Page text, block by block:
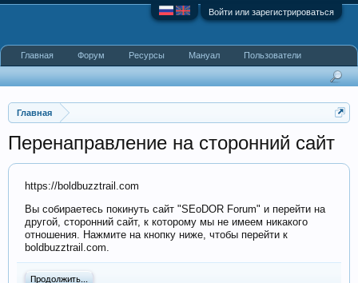
Войти или зарегистрироваться
Главная
Перенаправление на сторонний сайт
https://boldbuzztrail.com
Вы собираетесь покинуть сайт "SEoDOR Forum" и перейти на
другой, сторонний сайт, к которому мы не имеем никакого
отношения. Нажмите на кнопку ниже, чтобы перейти к
boldbuzztrail.com.
Продолжить...
Главная Форум Ресурсы Мануал Пользователи